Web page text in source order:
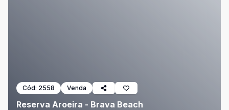
Cód: 2558 Venda
Reserva Aroeira - Brava Beach